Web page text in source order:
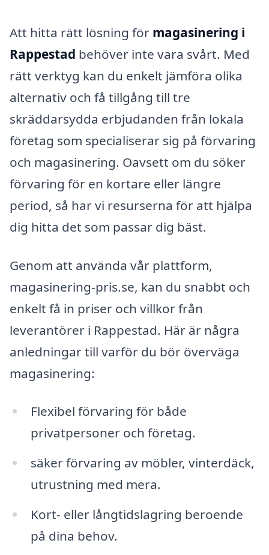
Att hitta rätt lösning för magasinering i
Rappestad behöver inte vara svårt. Med
rätt verktyg kan du enkelt jämföra olika
alternativ och få tillgång till tre
skräddarsydda erbjudanden från lokala
företag som specialiserar sig på förvaring
och magasinering. Oavsett om du söker
förvaring för en kortare eller längre
period, så har vi resurserna för att hjälpa
dig hitta det som passar dig bäst.
Genom att använda vår plattform,
magasinering-pris.se, kan du snabbt och
enkelt få in priser och villkor från
leverantörer i Rappestad. Här är några
anledningar till varför du bör överväga
magasinering:
Flexibel förvaring för både
privatpersoner och företag.
säker förvaring av möbler, vinterdäck,
utrustning med mera.
Kort- eller långtidslagring beroende
på dina behov.